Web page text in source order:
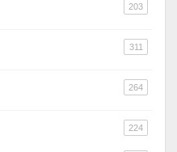
203
311
264
224